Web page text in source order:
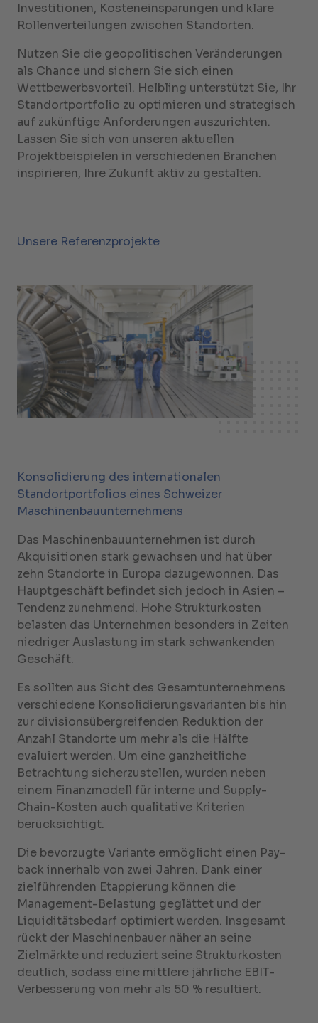
Investitionen, Kosteneinsparungen und klare
Rollenverteilungen zwischen Standorten.
Nutzen Sie die geopolitischen Veränderungen
als Chance und sichern Sie sich einen
Wettbewerbsvorteil. Helbling unterstützt Sie, Ihr
Standortportfolio zu optimieren und strategisch
auf zukünftige Anforderungen auszurichten.
Lassen Sie sich von unseren aktuellen
Projektbeispielen in verschiedenen Branchen
inspirieren, Ihre Zukunft aktiv zu gestalten.
Unsere Referenzprojekte
Konsolidierung des internationalen
Standortportfolios eines Schweizer
Maschinenbauunternehmens
Das Maschinenbauunternehmen ist durch
Akquisitionen stark gewachsen und hat über
zehn Standorte in Europa dazugewonnen. Das
Hauptgeschäft befindet sich jedoch in Asien –
Tendenz zunehmend. Hohe Strukturkosten
belasten das Unternehmen besonders in Zeiten
niedriger Auslastung im stark schwankenden
Geschäft.
Es sollten aus Sicht des Gesamtunternehmens
verschiedene Konsolidierungsvarianten bis hin
zur divisionsübergreifenden Reduktion der
Anzahl Standorte um mehr als die Hälfte
evaluiert werden. Um eine ganzheitliche
Betrachtung sicherzustellen, wurden neben
einem Finanzmodell für interne und Supply-
Chain-Kosten auch qualitative Kriterien
berücksichtigt.
Die bevorzugte Variante ermöglicht einen Pay-
back innerhalb von zwei Jahren. Dank einer
zielführenden Etappierung können die
Management-Belastung geglättet und der
Liquiditätsbedarf optimiert werden. Insgesamt
rückt der Maschinenbauer näher an seine
Zielmärkte und reduziert seine Strukturkosten
deutlich, sodass eine mittlere jährliche EBIT-
Verbesserung von mehr als 50 % resultiert.